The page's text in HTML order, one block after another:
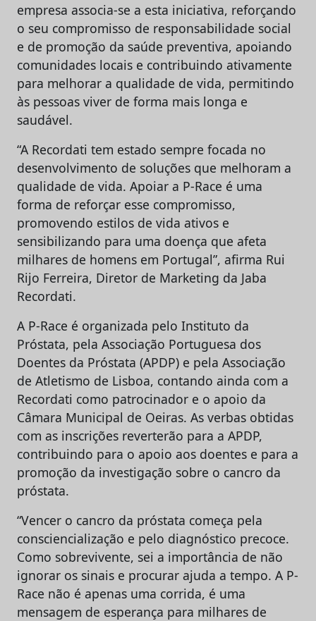
empresa associa-se a esta iniciativa, reforçando
o seu compromisso de responsabilidade social
e de promoção da saúde preventiva, apoiando
comunidades locais e contribuindo ativamente
para melhorar a qualidade de vida, permitindo
às pessoas viver de forma mais longa e
saudável.
“A Recordati tem estado sempre focada no
desenvolvimento de soluções que melhoram a
qualidade de vida. Apoiar a P-Race é uma
forma de reforçar esse compromisso,
promovendo estilos de vida ativos e
sensibilizando para uma doença que afeta
milhares de homens em Portugal”, afirma Rui
Rijo Ferreira, Diretor de Marketing da Jaba
Recordati.
A P-Race é organizada pelo Instituto da
Próstata, pela Associação Portuguesa dos
Doentes da Próstata (APDP) e pela Associação
de Atletismo de Lisboa, contando ainda com a
Recordati como patrocinador e o apoio da
Câmara Municipal de Oeiras. As verbas obtidas
com as inscrições reverterão para a APDP,
contribuindo para o apoio aos doentes e para a
promoção da investigação sobre o cancro da
próstata.
“Vencer o cancro da próstata começa pela
consciencialização e pelo diagnóstico precoce.
Como sobrevivente, sei a importância de não
ignorar os sinais e procurar ajuda a tempo. A P-
Race não é apenas uma corrida, é uma
mensagem de esperança para milhares de